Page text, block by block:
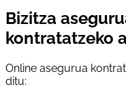
Bizitza
kontratatzeko
Online asegurua
ditu: